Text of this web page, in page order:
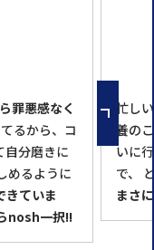
罪悪感なく
るから、コ
自分磨きに
めるように
きていま
nosh一択!!
忙し
養の
いに
で、
まさ